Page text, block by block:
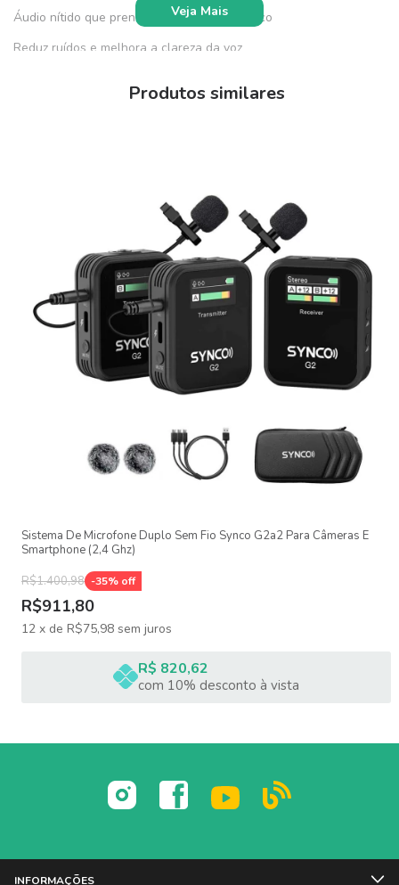
Áudio nítido que prende a atenção do público
Reduz ruídos e melhora a clareza da voz
Em live shop, quem tem áudio melhor vende mais.
Perfeito para:
Lives no Instagram e TikTok
Live Shop (Shopee, Mercado Livre, etc.)
Criadores de conteúdo
Diferenciais do LUMINIA1-PK
Captação de voz clara e estável
Fácil de usar (plug and play)
Veja Mais
Produtos similares
Sistema De Microfone Duplo Sem Fio Synco G2a2 Para Câmeras E
Smartphone (2,4 Ghz)
R$1.400,98 -35% off
R$911,80
12 x de R$75,98 sem juros
R$ 820,62
com 10% desconto à vista
INFORMAÇÕES